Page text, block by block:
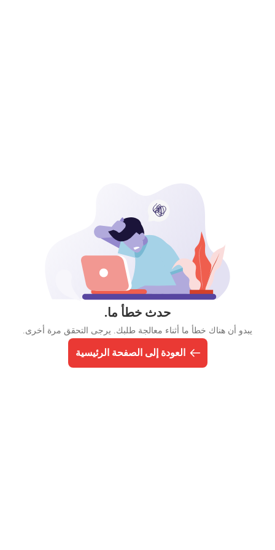
حدث خطأ ما.
يبدو أن هناك خطأ ما أثناء معالجة طلبك. يرجى التحقق مرة أخرى.
العودة إلى الصفحة الرئيسية